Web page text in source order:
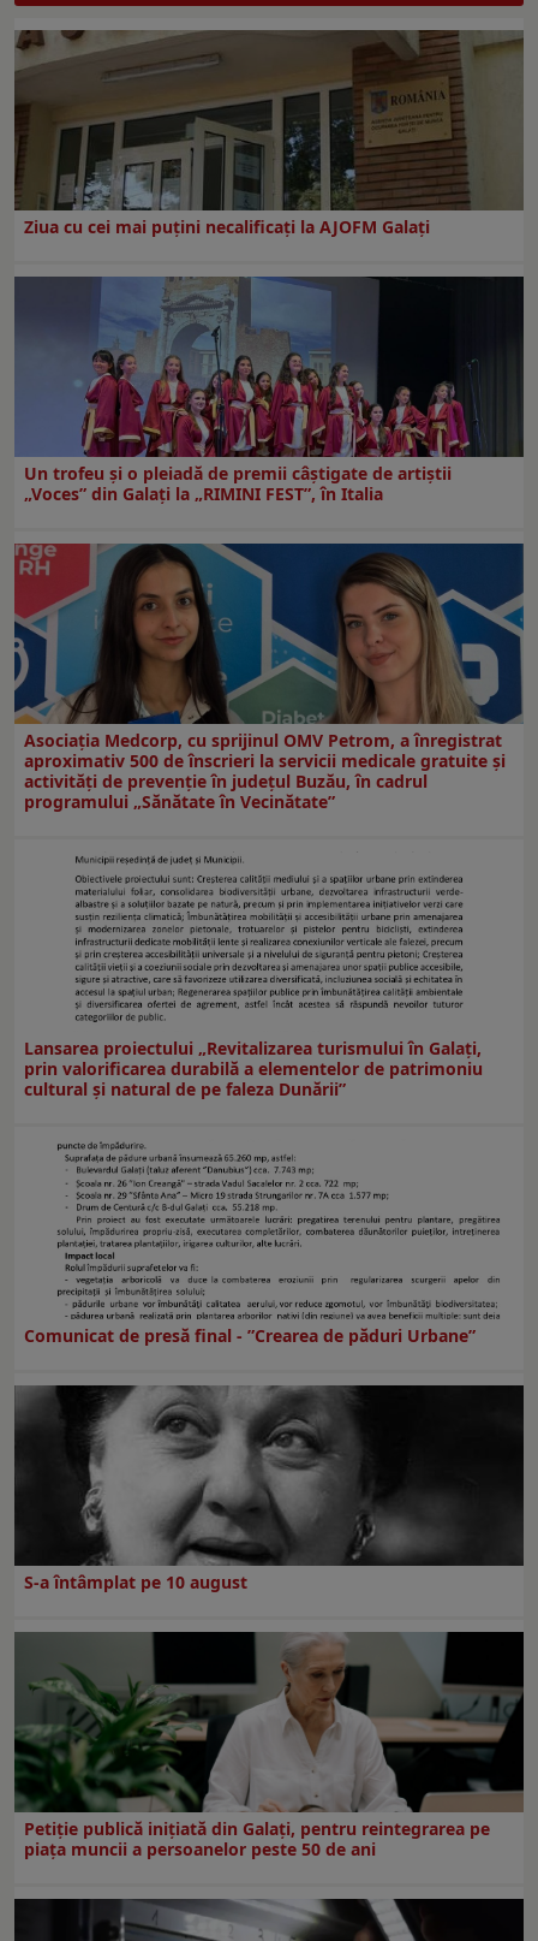
Ziua cu cei mai puțini necalificați la AJOFM Galați
Un trofeu şi o pleiadă de premii câştigate de artiştii
„Voces” din Galaţi la „RIMINI FEST”, în Italia
Asociația Medcorp, cu sprijinul OMV Petrom, a înregistrat
aproximativ 500 de înscrieri la servicii medicale gratuite și
activități de prevenție în județul Buzău, în cadrul
programului „Sănătate în Vecinătate”
Lansarea proiectului „Revitalizarea turismului în Galați,
prin valorificarea durabilă a elementelor de patrimoniu
cultural și natural de pe faleza Dunării”
Comunicat de presă final - ”Crearea de păduri Urbane”
S-a întâmplat pe 10 august
Petiție publică inițiată din Galați, pentru reintegrarea pe
piața muncii a persoanelor peste 50 de ani